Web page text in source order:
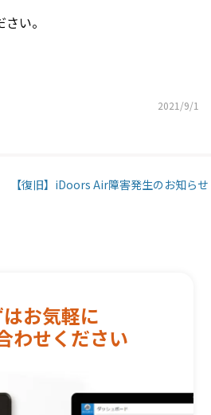
い。
2021/9/1
【復旧】iDoors Air障害発生のお知らせ
はお気軽に
わせください